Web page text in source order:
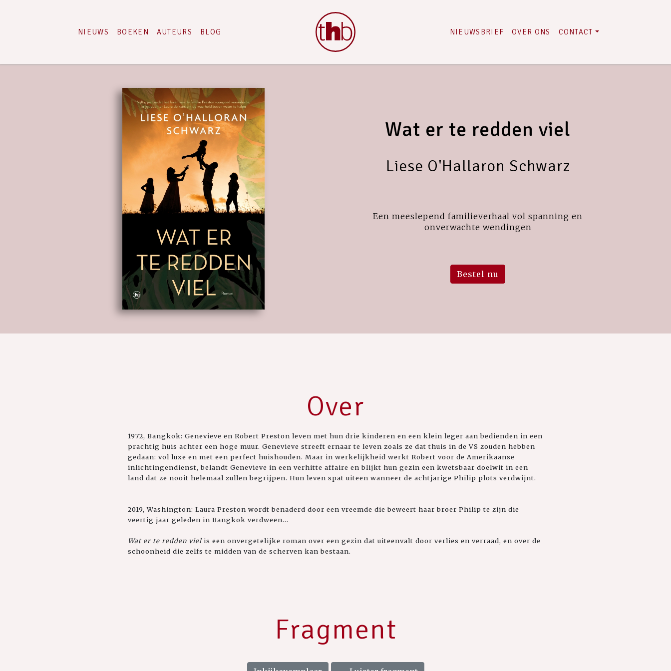
NIEUWS BOEKEN AUTEURS BLOG NIEUWSBRIEF OVER ONS CONTACT
Wat er te redden viel
Liese O'Hallaron Schwarz
Een meeslepend familieverhaal vol spanning en
onverwachte wendingen
Bestel nu
Over
1972, Bangkok: Genevieve en Robert Preston leven met hun drie kinderen en een klein leger aan bedienden in een
prachtig huis achter een hoge muur. Genevieve streeft ernaar te leven zoals ze dat thuis in de VS zouden hebben
gedaan: vol luxe en met een perfect huishouden. Maar in werkelijkheid werkt Robert voor de Amerikaanse
inlichtingendienst, belandt Genevieve in een verhitte affaire en blijkt hun gezin een kwetsbaar doelwit in een
land dat ze nooit helemaal zullen begrijpen. Hun leven spat uiteen wanneer de achtjarige Philip plots verdwijnt.
2019, Washington: Laura Preston wordt benaderd door een vreemde die beweert haar broer Philip te zijn die
veertig jaar geleden in Bangkok verdween...
Wat er te redden viel is een onvergetelijke roman over een gezin dat uiteenvalt door verlies en verraad, en over de
schoonheid die zelfs te midden van de scherven kan bestaan.
Fragment